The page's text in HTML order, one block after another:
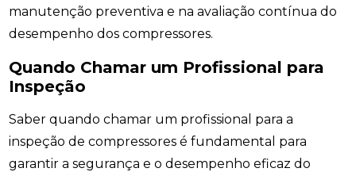
manutenção preventiva e na avaliação contínua do
desempenho dos compressores.
Quando Chamar um Profissional para
Inspeção
Saber quando chamar um profissional para a
inspeção de compressores é fundamental para
garantir a segurança e o desempenho eficaz do